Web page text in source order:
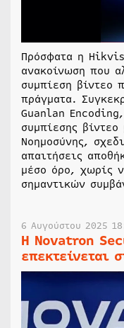
Πρόσφατα η
ανακοίνωση που
συμπίεση βίντεο
πράγματα.
Guanlan
συμπίεσης
Νοημοσύνης,
απαιτήσεις
μέσο όρο, χωρίς
σημαντικών
6 Αυγούστου 2025
Η Novatron
επεκτείνεται